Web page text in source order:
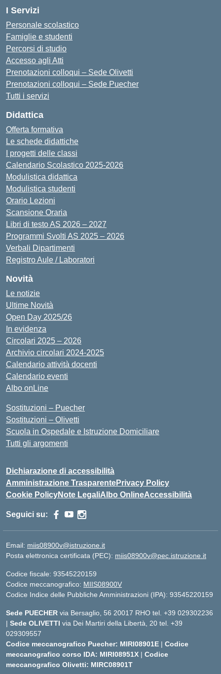
I Servizi
Personale scolastico
Famiglie e studenti
Percorsi di studio
Accesso agli Atti
Prenotazioni colloqui – Sede Olivetti
Prenotazioni colloqui – Sede Puecher
Tutti i servizi
Didattica
Offerta formativa
Le schede didattiche
I progetti delle classi
Calendario Scolastico 2025-2026
Modulistica didattica
Modulistica studenti
Orario Lezioni
Scansione Oraria
Libri di testo AS 2026 – 2027
Programmi Svolti AS 2025 – 2026
Verbali Dipartimenti
Registro Aule / Laboratori
Novità
Le notizie
Ultime Novità
Open Day 2025/26
In evidenza
Circolari 2025 – 2026
Archivio circolari 2024-2025
Calendario attività docenti
Calendario eventi
Albo onLine
Sostituzioni – Puecher
Sostituzioni – Olivetti
Scuola in Ospedale e Istruzione Domiciliare
Tutti gli argomenti
Dichiarazione di accessibilità
Amministrazione TrasparentePrivacy Policy
Cookie PolicyNote LegaliAlbo OnlineAccessibilità
Seguici su:
Email: miis08900v@istruzione.it
Posta elettronica certificata (PEC): miis08900v@pec.istruzione.it
Codice fiscale: 93545220159
Codice meccanografico: MIIS08900V
Codice Indice delle Pubbliche Amministrazioni (IPA): 93545220159
Sede PUECHER via Bersaglio, 56 20017 RHO tel. +39 029302236
| Sede OLIVETTI via Dei Martiri della Libertà, 20 tel. +39
029309557
Codice meccanografico Puecher: MIRI08901E | Codice
meccanografico corso IDA: MIRI08951X | Codice
meccanografico Olivetti: MIRC08901T